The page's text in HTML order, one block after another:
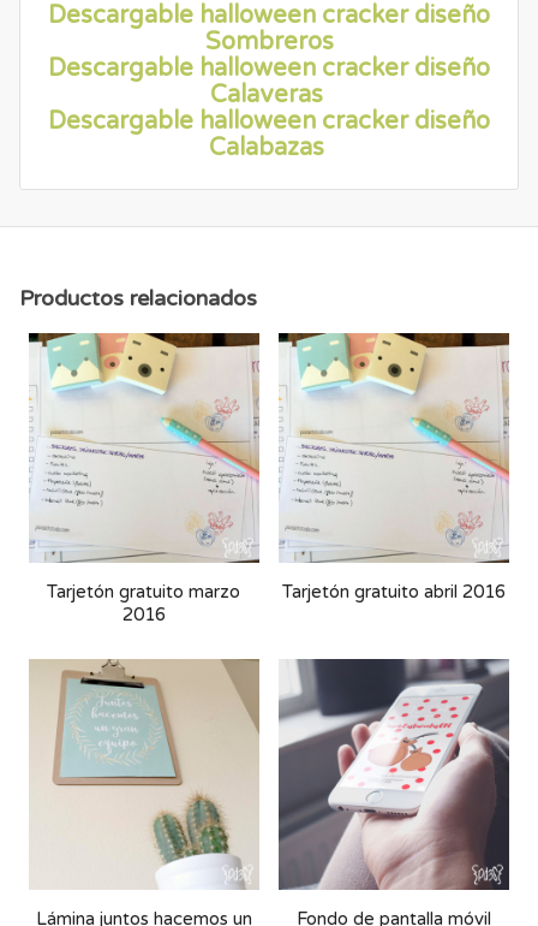
Descargable halloween cracker diseño
Sombreros
Descargable halloween cracker diseño
Calaveras
Descargable halloween cracker diseño
Calabazas
Productos relacionados
Tarjetón gratuito marzo
2016
Tarjetón gratuito abril 2016
Lámina juntos hacemos un Fondo de pantalla móvil